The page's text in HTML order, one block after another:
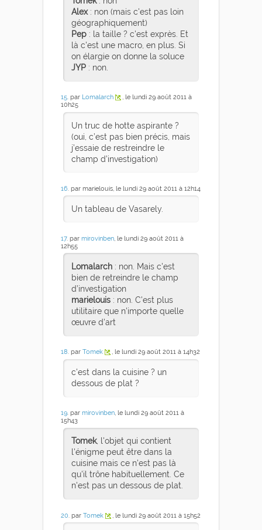
Alex: non (mais c'est pas loin
géographiquement)
Pep: la taille ? c'est exprès. Et
là c'est une macro, en plus. Si
on élargie on donne la soluce
JYP: non.
15. par Lomalarch
, le lundi 29 août 2011 à
10h25
Un truc de hotte aspirante ?
(oui, c’est pas bien précis, mais
j’essaie de restreindre le
champ d’investigation)
16. par marielouis, le lundi 29 août 2011 à 12h14
Un tableau de Vasarely.
17. par mirovinben, le lundi 29 août 2011 à
12h55
Lomalarch: non. Mais c'est
bien de retreindre le champ
d’investigation
marielouis: non. C'est plus
utilitaire que n'importe quelle
œuvre d'art
18. par Tomek , le lundi 29 août 2011 à 14h32
c'est dans la cuisine ? un
dessous de plat ?
19. par mirovinben, le lundi 29 août 2011 à
15h43
Tomek, l'objet qui contient
l'énigme peut être dans la
cuisine mais ce n'est pas là
qu'il trône habituellement. Ce
n'est pas un dessous de plat.
20 . par Tomek , le lundi 29 août 2011 à 15h52